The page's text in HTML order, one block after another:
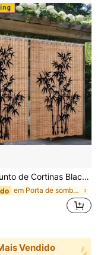
para Pendurar em Pátios, Jardins, Varandas e Salas de Chá. O Design Simples de Sombra de Bambu é Prático e Durável, Transformando Instantaneamente Espaços Externos em um Abrigo Poético.
em Porta de sombra e cobertura de janela
Vendido